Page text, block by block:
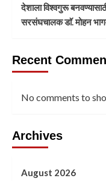
देशाला विश्वगुरू
सरसंघचालक डाॅ. मोहन
Recent
No comments to
Archives
August 2026